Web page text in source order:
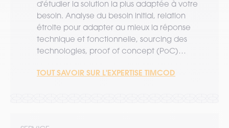
d'étudier la solution la plus adaptée à votre
besoin. Analyse du besoin initial, relation
étroite pour adapter au mieux la réponse
technique et fonctionnelle, sourcing des
technologies, proof of concept (PoC)…
TOUT SAVOIR SUR L'EXPERTISE TIMCOD